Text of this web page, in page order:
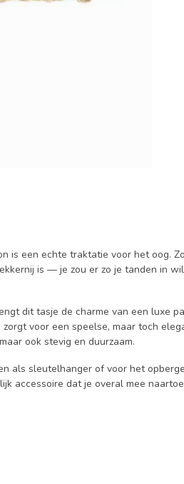
is een echte traktatie voor het oog. Zo
is — je zou er zo je tanden in
dit tasje de charme van een luxe
voor een speelse, maar toch
ook stevig en duurzaam.
als sleutelhanger of voor het
accessoire dat je overal mee